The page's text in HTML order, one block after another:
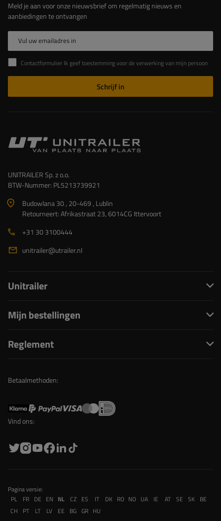
Meld je aan voor onze nieuwsbrief om regelmatig nieuws en
aanbiedingen te ontvangen
Vul uw emailadres in
Contactformulier Ik geef toestemming voor de verwerking van mijn persoonlijke gegevens in het contactformulier in overeenstemming met de Verordening van het Europees Parlement en de Raad (EU)
Schrijf in
UNITRAILER Sp. z o.o.
BTW-Nummer: PL5213739921
Budowlana 30 , 20-469 , Lublin
Retourneert: Afrikastraat 23, 6014CG Ittervoort
+31 30 3100444
unitrailer@utrailer.nl
Unitrailer
Mijn bestellingen
Reglement
Betaalmethoden:
Vind ons:
Pagina versie:
PL
FR DE EN NL CZ ES IT DK RO NO UA IE AT SE SK BE
CH
PT LT LV EE BG GR HU